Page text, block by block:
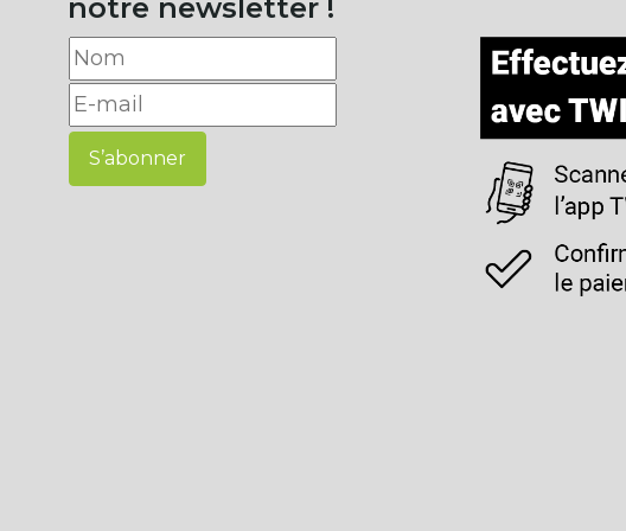
notre newsletter !
S’abonner